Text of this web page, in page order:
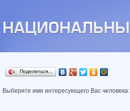
Поделиться…
Выберите имя интересующего Вас человека: